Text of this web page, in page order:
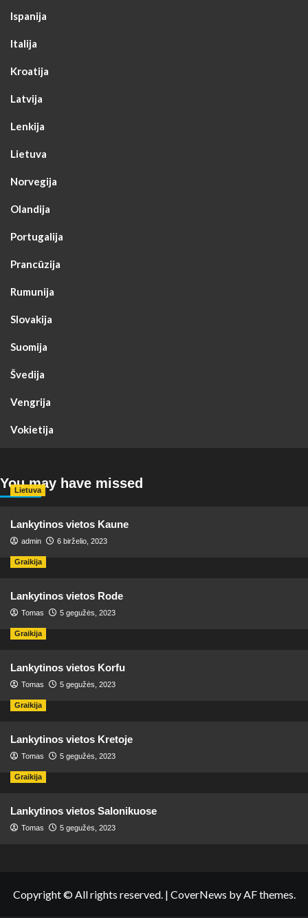
Ispanija
Italija
Kroatija
Latvija
Lenkija
Lietuva
Norvegija
Olandija
Portugalija
Prancūzija
Rumunija
Slovakija
Suomija
Švedija
Vengrija
Vokietija
You may have missed
Lietuva
Lankytinos vietos Kaune
admin 6 birželio, 2023
Graikija
Lankytinos vietos Rode
Tomas 5 gegužės, 2023
Graikija
Lankytinos vietos Korfu
Tomas 5 gegužės, 2023
Graikija
Lankytinos vietos Kretoje
Tomas 5 gegužės, 2023
Graikija
Lankytinos vietos Salonikuose
Tomas 5 gegužės, 2023
Copyright © All rights reserved. | CoverNews by AF themes.